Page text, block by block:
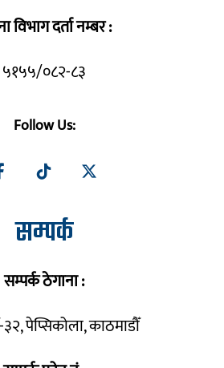
विभाग दर्ता नम्बर :
५१५५/०८२-८३
Follow Us:
सम्पर्क
सम्पर्क ठेगाना :
पेप्सिकोला, काठमाडौँ